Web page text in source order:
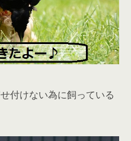
付けない為に飼っている